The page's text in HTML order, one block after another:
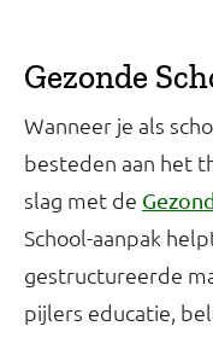
Gezonde
Wanneer je als
besteden aan het
slag met de
School-aanpak
gestructureerde
pijlers educatie,